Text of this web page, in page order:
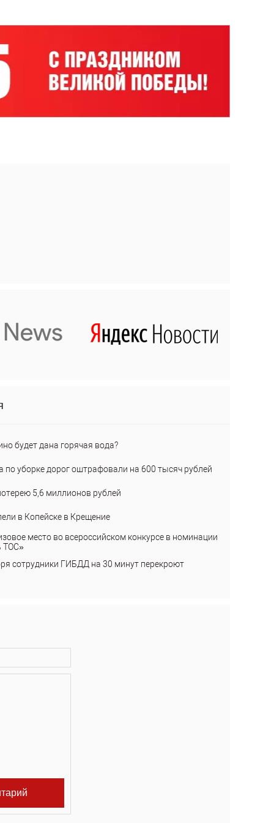
будет дана горячая вода?
по уборке дорог оштрафовали на 600 тысяч рублей
5,6 миллионов рублей
в Копейске в Крещение
место во всероссийском конкурсе в номинации
ТОС»
сотрудники ГИБДД на 30 минут перекроют